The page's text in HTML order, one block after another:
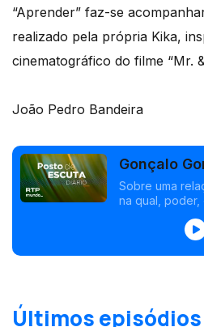
“Aprender” faz-se
realizado pela própria Kika,
cinematográfico do filme “Mr.
João Pedro Bandeira
Gonçalo
"Aprender"
Sobre uma
na qual,
Últimos